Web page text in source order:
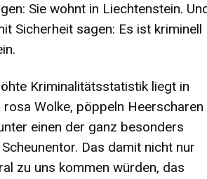
Sie wohnt in Liechtenstein.
Sicherheit sagen: Es ist kriminell
Kriminalitätsstatistik liegt in
Wolke, pöppeln Heerscharen
einen der ganz besonders
Das damit nicht nur
zu uns kommen würden, das